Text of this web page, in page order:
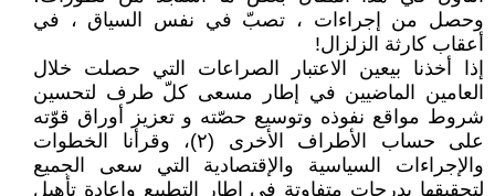
وحصل من إجراءات ، تصبّ في نفس السياق ، في
أعقاب كارثة الزلزال!
إذا أخذنا بيعين الاعتبار الصراعات التي حصلت خلال
العامين الماضيين في إطار مسعى كلّ طرف لتحسين
شروط مواقع نفوذه وتوسيع حصّته و تعزيز أوراق قوّته
على حساب الأطراف الأخرى (٢)، وقرأنا الخطوات
والإجراءات السياسية والإقتصادية التي سعى الجميع
لتحقيقها بدرجات متفاوتة في إطار التطبيع وإعادة تأهيل